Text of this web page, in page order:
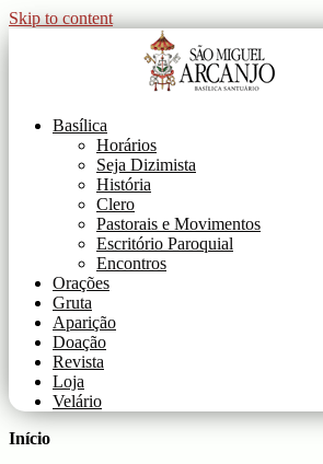
Skip to content
Basílica de São Miguel Arcanjo
Site Oficial da Basílica de São Miguel Arcanjo
Basílica
Horários
Seja Dizimista
História
Clero
Pastorais e Movimentos
Escritório Paroquial
Encontros
Orações
Gruta
Aparição
Doação
Revista
Loja
Velário
Início